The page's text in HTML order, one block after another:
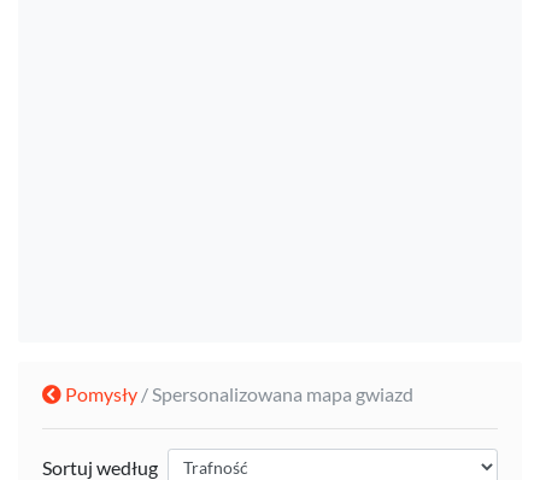
Pomysły / Spersonalizowana mapa gwiazd
Sortuj według